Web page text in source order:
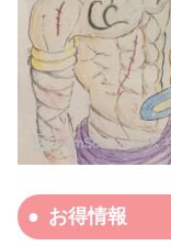
お得情報